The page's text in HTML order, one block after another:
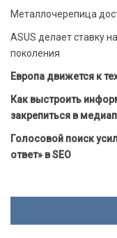
Металлочерепица
ASUS делает ставку
поколения
Европа движется к
Как выстроить
закрепиться в
Голосовой поиск
ответ» в SEO